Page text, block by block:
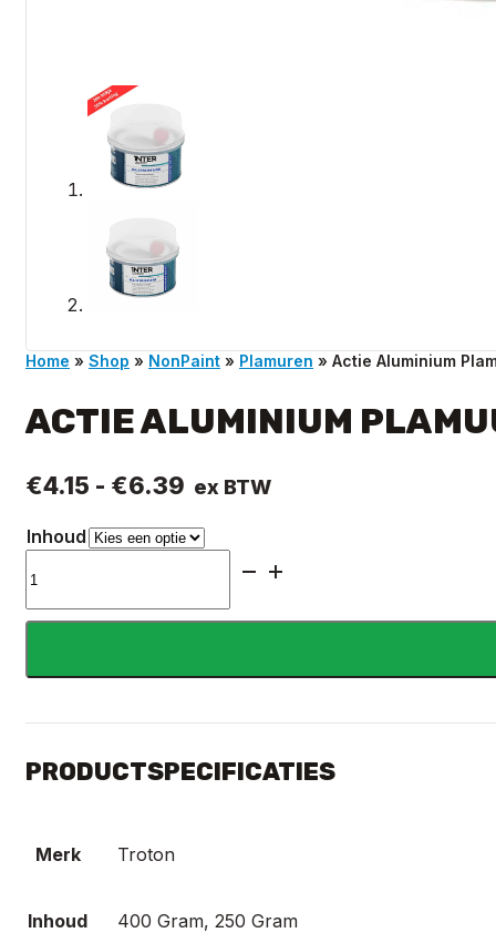
Home » Shop » NonPaint » Plamuren » Actie Aluminium
ACTIE ALUMINIUM
€4.15 - €6.39 Prijsklasse:
tot
€6.39
ex BTW
Inhoud
Aluminium
Plamuur
Inter
aantal
PRODUCTSPECIFICATIES
Merk Troton
Inhoud 400 Gram, 250 Gram